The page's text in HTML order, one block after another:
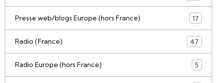
Presse web/blogs Europe (hors France) 17
Radio (France) 47
Radio Europe (hors France) 5